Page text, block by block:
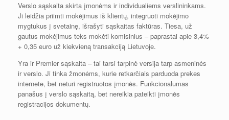
Verslo sąskaita skirta įmonėms ir individualiems verslininkams.
Ji leidžia priimti mokėjimus iš klientų, integruoti mokėjimo
mygtukus į svetainę, išrašyti sąskaitas faktūras. Tiesa, už
gautus mokėjimus teks mokėti komisinius – paprastai apie 3,4%
+ 0,35 euro už kiekvieną transakciją Lietuvoje.
Yra ir Premier sąskaita – tai tarsi tarpinė versija tarp asmeninės
ir verslo. Ji tinka žmonėms, kurie retkarčiais parduoda prekes
internete, bet neturi registruotos įmonės. Funkcionalumas
panašus į verslo sąskaitą, bet nereikia pateikti įmonės
registracijos dokumentų.